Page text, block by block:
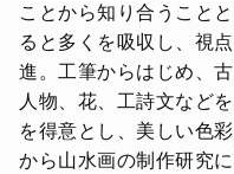
ことから知り合うこと
ると多くを吸収し、視
進。工筆からはじめ、
人物、花、工詩文など
を得意とし、美しい色
から山水画の制作研究